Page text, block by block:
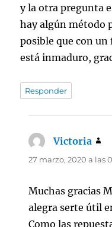
y la otra pregunta
hay algún método
posible que con
está inmaduro,
Responder
Victoria
27 marzo, 2020 a las
Muchas gracias
alegra serte útil
Como las